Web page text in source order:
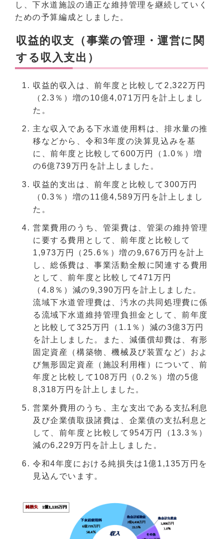
し、下水道施設の適正な維持管理を継続していく
ための予算編成としました。
収益的収支（事業の管理・運営に関
する収入支出）
収益的収入は、前年度と比較して2,322万円
（2.3％）増の10億4,071万円を計上しまし
た。
主な収入である下水道使用料は、排水量の推
移などから、令和3年度の決算見込みを基
に、前年度と比較して600万円（1.0％）増
の6億739万円を計上しました。
収益的支出は、前年度と比較して300万円
（0.3％）増の11億4,589万円を計上しまし
た。
営業費用のうち、管渠費は、管渠の維持管理
に要する費用として、前年度と比較して
1,973万円（25.6％）増の9,676万円を計上
し、総係費は、事業活動全般に関連する費用
として、前年度と比較して471万円
（4.8％）減の9,390万円を計上しました。
流域下水道管理費は、汚水の共同処理費に係
る流域下水道維持管理負担金として、前年度
と比較して325万円（1.1％）減の3億3万円
を計上しました。また、減価償却費は、有形
固定資産（構築物、機械及び装置など）およ
び無形固定資産（施設利用権）について、前
年度と比較して108万円（0.2％）増の5億
8,318万円を計上しました。
営業外費用のうち、主な支出である支払利息
及び企業債取扱諸費は、企業債の支払利息と
して、前年度と比較して954万円（13.3％）
減の6,229万円を計上しました。
令和4年度における純損失は1億1,135万円を
見込んでいます。